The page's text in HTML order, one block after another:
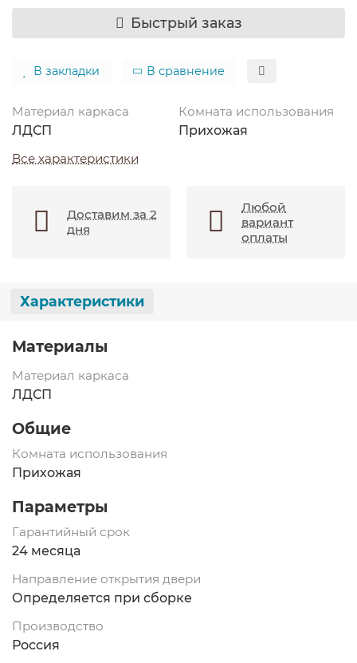
Быстрый заказ
В закладки В сравнение
Материал каркаса
ЛДСП
Комната использования
Прихожая
Все характеристики
Доставим за 2
дня
Любой
вариант
оплаты
Характеристики
Материалы
Материал каркаса
ЛДСП
Общие
Комната использования
Прихожая
Параметры
Гарантийный срок
24 месяца
Направление открытия двери
Определяется при сборке
Производство
Россия